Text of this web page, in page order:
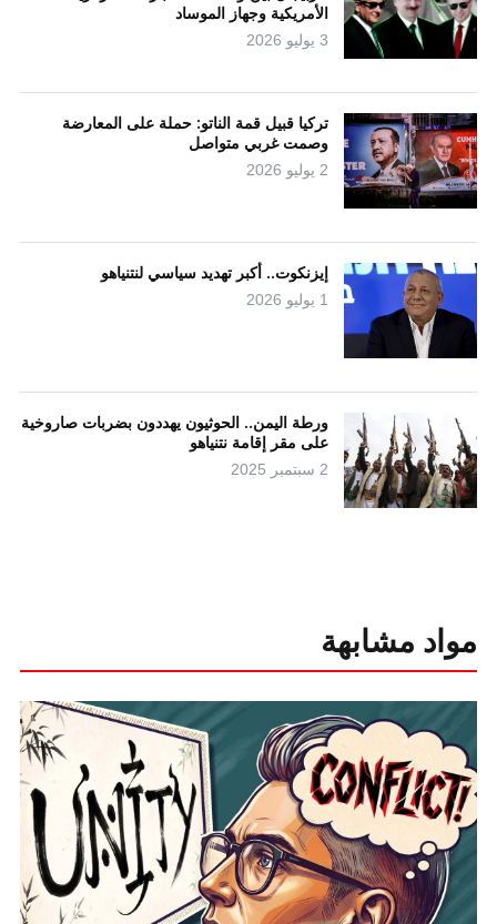
الأمريكية وجهاز الموساد
3 يوليو 2026
تركيا قبيل قمة الناتو: حملة على المعارضة
وصمت غربي متواصل
2 يوليو 2026
إيزنكوت.. أكبر تهديد سياسي لنتنياهو
1 يوليو 2026
ورطة اليمن.. الحوثيون يهددون بضربات صاروخية
على مقر إقامة نتنياهو
2 سبتمبر 2025
مواد مشابهة